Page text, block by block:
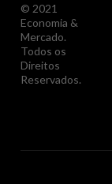
© 2021
Economia &
Mercado.
Todos os
Direitos
Reservados.